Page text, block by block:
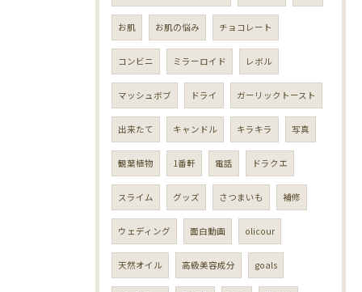
お肌 お肌の悩み チョコレート
コンビニ ミラーロイド レボル
マッシュボブ ドライ ガーリックトースト
出来たて キャンドル キラキラ 写真
観葉植物 1番軒 電話 ドラクエ
スライム グッズ さつまいも 補修
ウェディング 面白動画 olicour
天然オイル 高級美容成分 goals